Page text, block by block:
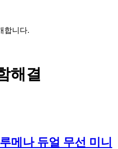
합니다.
해결
메나 듀얼 무선 미니